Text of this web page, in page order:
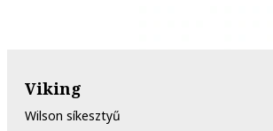
Viking
Wilson síkesztyű